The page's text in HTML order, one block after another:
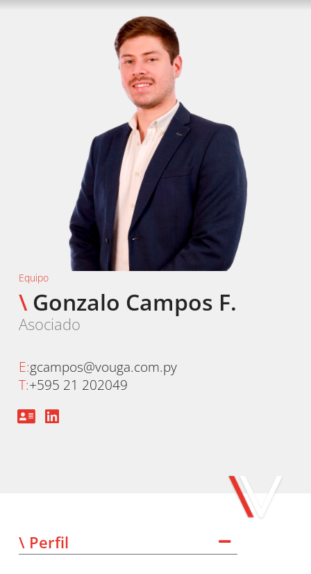
Equipo
\Gonzalo Campos F.
Asociado
E:gcampos@vouga.com.py
T:+595 21 202049
\ Perfil